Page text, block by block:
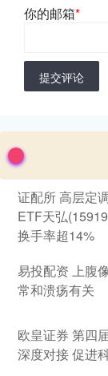
你的邮箱*
提交评论
证配所 高层定
ETF天弘
换手率超14%
易投配资 上腹
常和溃疡有关
欧皇证券 第四
深度对接 促进